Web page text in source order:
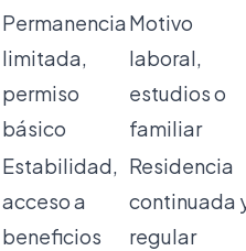
Permanencia
limitada,
permiso
básico
Motivo
laboral,
estudios o
familiar
Estabilidad,
acceso a
beneficios
Residencia
continuada
regular